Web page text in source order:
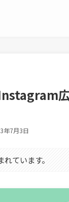
Instagram
年7月3日
ています。